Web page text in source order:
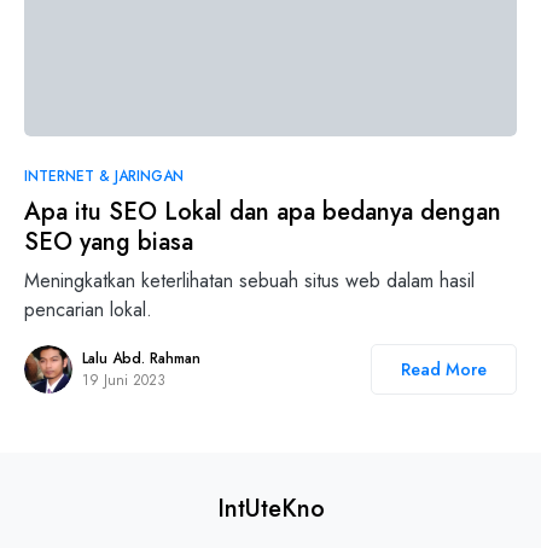
INTERNET & JARINGAN
Apa itu SEO Lokal dan apa bedanya dengan
SEO yang biasa
Meningkatkan keterlihatan sebuah situs web dalam hasil
pencarian lokal.
Lalu Abd. Rahman
19 Juni 2023
Read More
IntUteKno